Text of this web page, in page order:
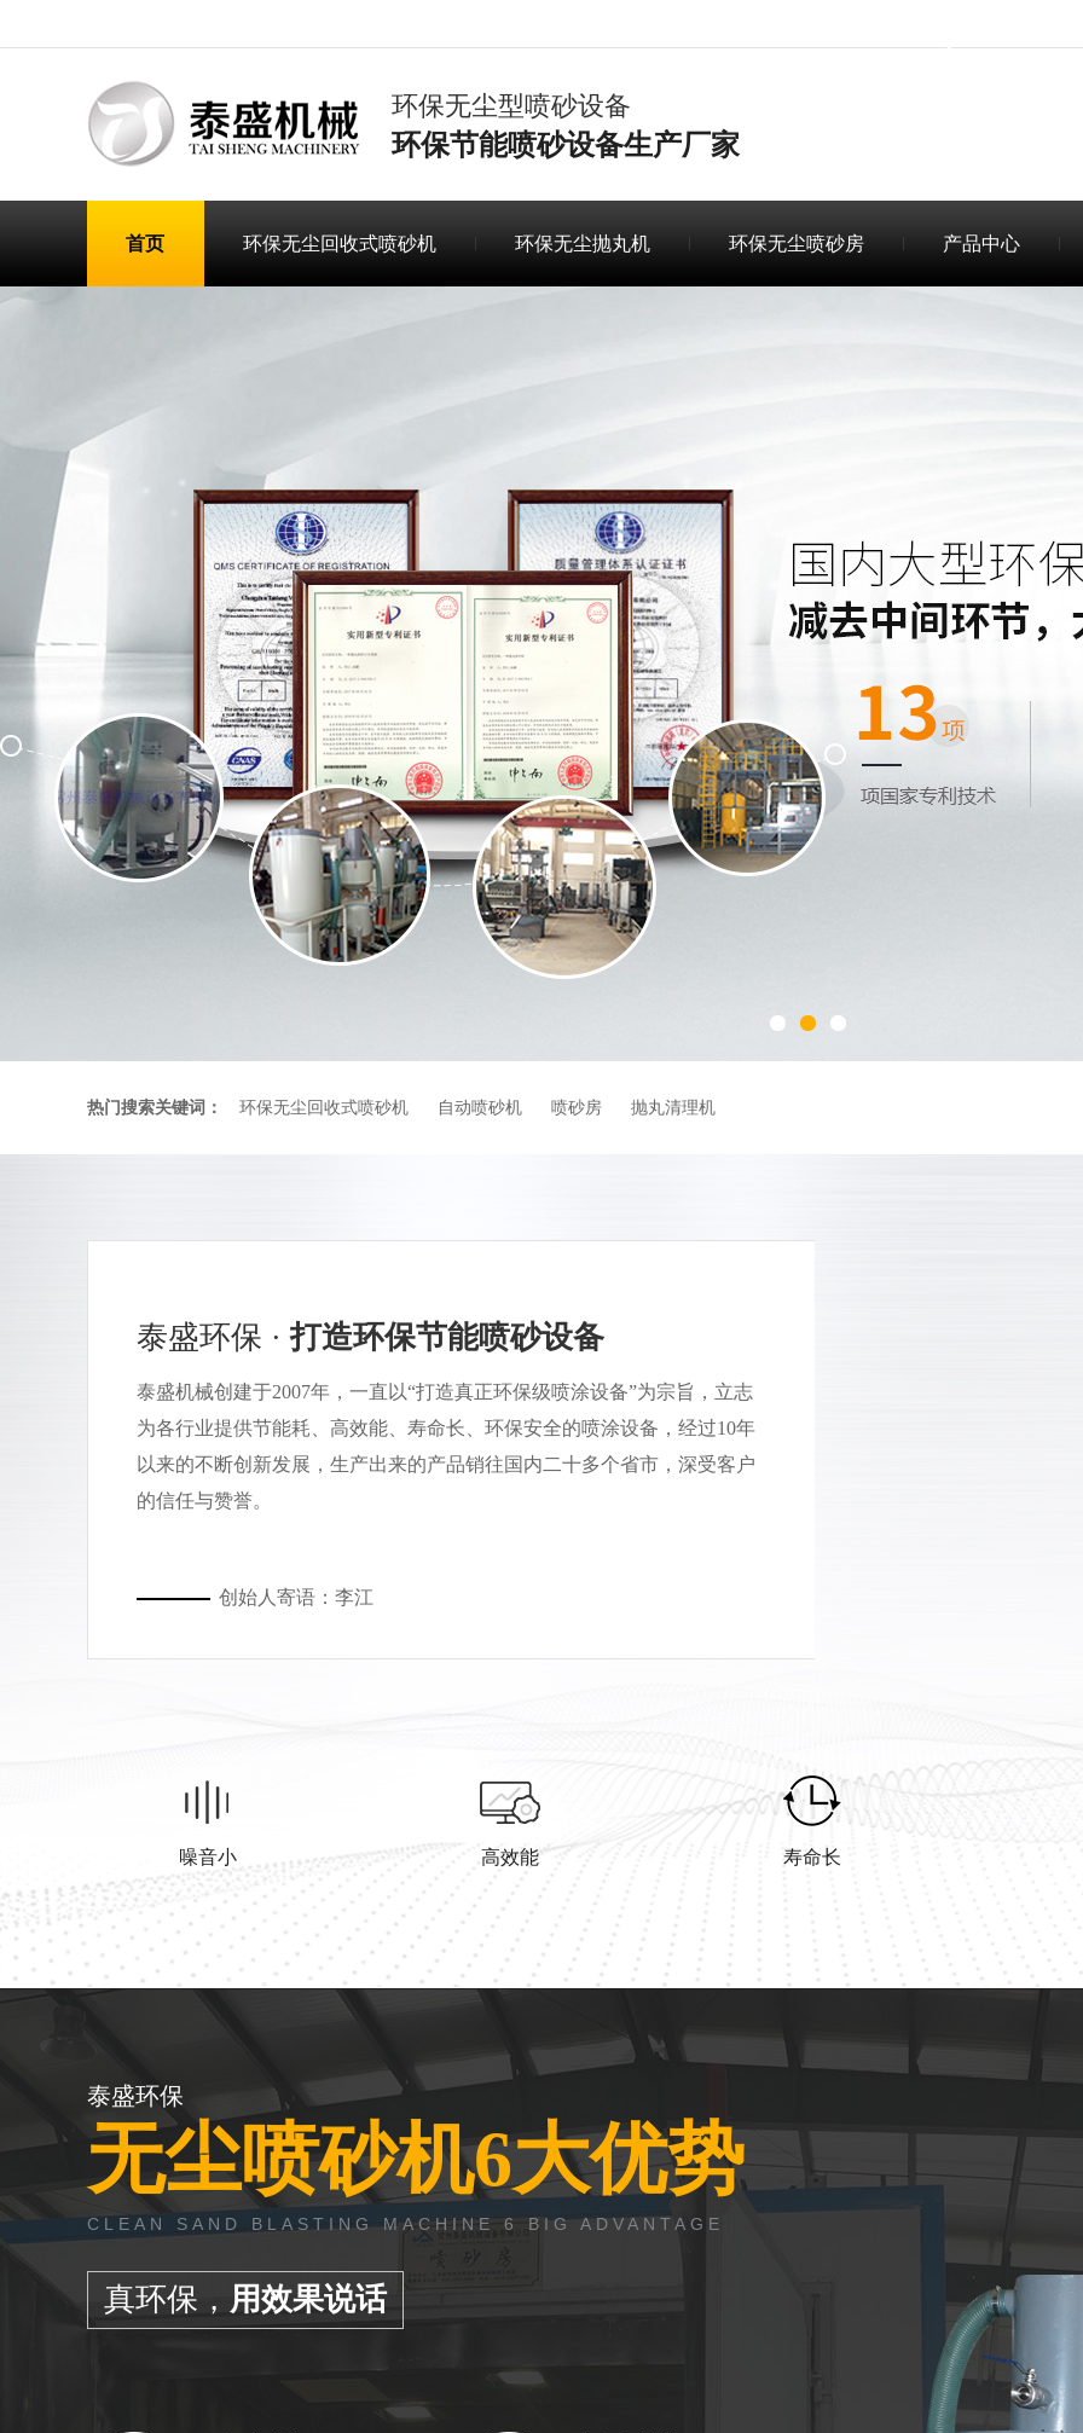
环保无尘型喷砂设备
环保节能喷砂设备生产厂家
首页 环保无尘回收式喷砂机 环保无尘抛丸机 环保无尘喷砂房 产品中心
热门搜索关键词： 环保无尘回收式喷砂机 自动喷砂机 喷砂房 抛丸清理机
泰盛环保 ·打造环保节能喷砂设备
泰盛机械创建于2007年，一直以“打造真正环保级喷涂设备”为宗旨，立志
为各行业提供节能耗、高效能、寿命长、环保安全的喷涂设备，经过10年
以来的不断创新发展，生产出来的产品销往国内二十多个省市，深受客户
的信任与赞誉。
创始人寄语：李江
噪音小 高效能 寿命长
泰盛环保
无尘喷砂机6大优势
CLEAN SAND BLASTING MACHINE 6 BIG ADVANTAGE
真环保， 用效果说话